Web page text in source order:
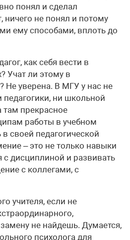
понял и сделал
не понял и потому
ему способами, вплоть до
как себя вести в
Учат ли этому в
Не уверена. В МГУ у нас не
ни школьной
там прекрасное
работы в учебном
своей педагогической
– это не только навыки
с дисциплиной и развивать
с коллегами, с
учителя, если не
не найдешь. Думается,
психолога для